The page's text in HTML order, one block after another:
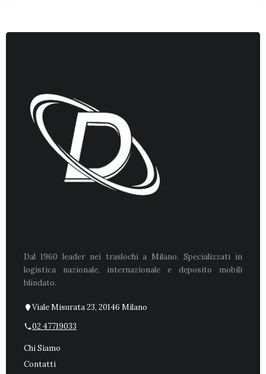
Dal 1960 leader nei traslochi a Milano. Specializzati in
logistica nazionale, internazionale e deposito mobili
blindato.
Viale Misurata 23, 20146 Milano
02 47719033
Chi Siamo
Contatti